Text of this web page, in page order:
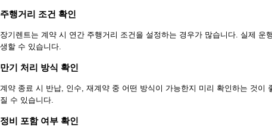
주행거리 조건 확인
장기렌트는 계약 시 연간 주행거리 조건을 설정하는 경우가 많습니다. 실제 운
생할 수 있습니다.
만기 처리 방식 확인
계약 종료 시 반납, 인수, 재계약 중 어떤 방식이 가능한지 미리 확인하는 것이
질 수 있습니다.
정비 포함 여부 확인